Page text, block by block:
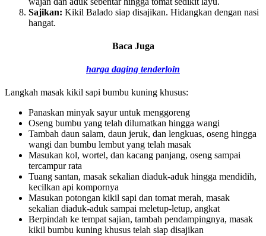
Sajikan: Kikil Balado siap disajikan. Hidangkan dengan nasi
hangat.
Baca Juga
harga daging tenderloin
Langkah masak kikil sapi bumbu kuning khusus:
Panaskan minyak sayur untuk menggoreng
Oseng bumbu yang telah dilumatkan hingga wangi
Tambah daun salam, daun jeruk, dan lengkuas, oseng hingga
wangi dan bumbu lembut yang telah masak
Masukan kol, wortel, dan kacang panjang, oseng sampai
tercampur rata
Tuang santan, masak sekalian diaduk-aduk hingga mendidih,
kecilkan api kompornya
Masukan potongan kikil sapi dan tomat merah, masak
sekalian diaduk-aduk sampai meletup-letup, angkat
Berpindah ke tempat sajian, tambah pendampingnya, masak
kikil bumbu kuning khusus telah siap disajikan